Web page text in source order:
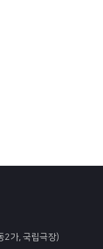
2가, 국립극장)